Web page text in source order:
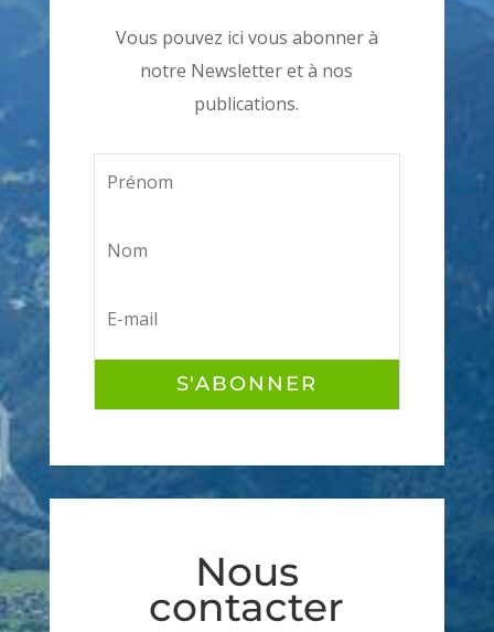
Vous pouvez ici vous abonner à
notre Newsletter et à nos
publications.
S'ABONNER
Nous
contacter